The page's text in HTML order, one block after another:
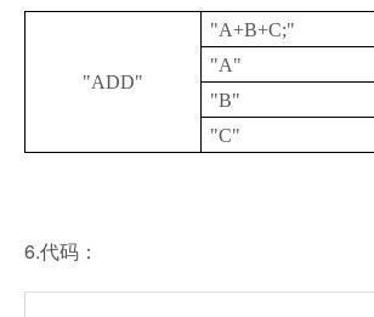
"ADD"
"A+B+C;"
"A"
"B"
"C"
6.代码：